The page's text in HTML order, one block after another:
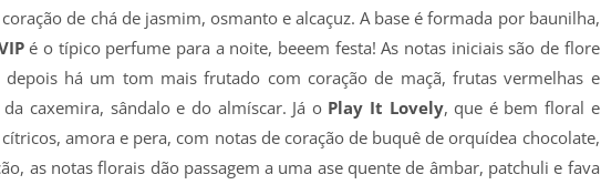
de chá de jasmim, osmanto e alcaçuz. A base é formada por baunilha,
é o típico perfume para a noite, beeem festa! As notas iniciais são de flore
há um tom mais frutado com coração de maçã, frutas vermelhas e
caxemira, sândalo e do almíscar. Já oPlay It Lovely, que é bem floral e
amora e pera, com notas de coração de buquê de orquídea chocolate,
as notas florais dão passagem a uma ase quente de âmbar, patchuli e fava